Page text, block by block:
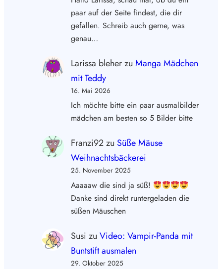
paar auf der Seite findest, die dir
gefallen. Schreib auch gerne, was
genau…
Larissa bleherzu Manga Mädchen
mit Teddy
16. Mai 2026
Ich möchte bitte ein paar ausmalbilder
mädchen am besten so 5 Bilder bitte
Franzi92zu Süße Mäuse
Weihnachtsbäckerei
25. November 2025
Aaaaaw die sind ja süß!
Danke sind direkt runtergeladen die
süßen Mäuschen
Susi zu Video: Vampir-Panda mit
Buntstift ausmalen
29. Oktober 2025